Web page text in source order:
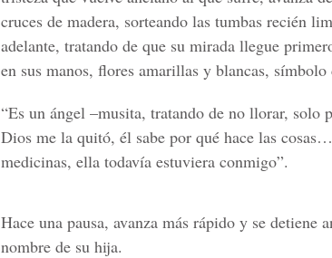
cruces de madera, sorteando las tumbas recién
adelante, tratando de que su mirada llegue
en sus manos, flores amarillas y blancas, símbolo
“Es un ángel –musita, tratando de no llorar, solo
Dios me la quitó, él sabe por qué hace las
medicinas, ella todavía estuviera conmigo”.
Hace una pausa, avanza más rápido y se detiene
nombre de su hija.